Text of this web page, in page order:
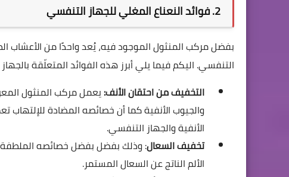
2. فوائد النعناع المغلي للجهاز التنفسي
بفضل مركب المنثول الموجود فيه، يُعد واحدًا من الأعشاب
التنفسي. اليكم فيما يلي أبرز هذه الفوائد المتعلّقة
التخفيف من احتقان الأنف: يعمل مركب المنثول
والجيوب الأنفية كما أن خصائصه المضادة للإلتهاب
الأنفية والجهاز التنفسي.
تخفيف السعال: وذلك بفضل بفضل خصائصه
الألم الناتج عن السعال المستمر.